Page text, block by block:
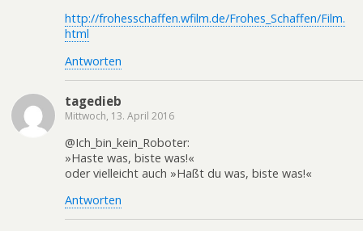
http://frohesschaffen.wfilm.de/Frohes_Schaffen/Film.
html
Antworten
tagedieb
Mittwoch, 13. April 2016
@Ich_bin_kein_Roboter:
»Haste was, biste was!«
oder vielleicht auch »Haßt du was, biste was!«
Antworten